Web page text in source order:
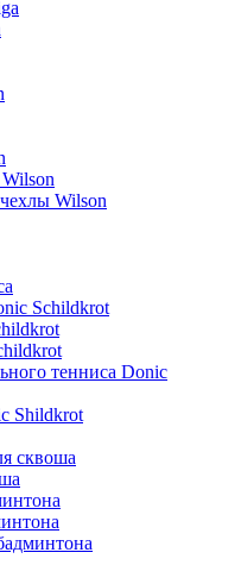
Wilson
Schildkrot
тенниса Donic
Shildkrot
сквоша